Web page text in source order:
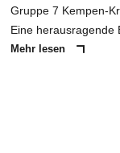
Gruppe 7 Kempen-
Eine herausragende
Mehr lesen